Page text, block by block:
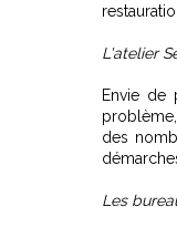
L'atelier
Envie de
problème,
des
Les